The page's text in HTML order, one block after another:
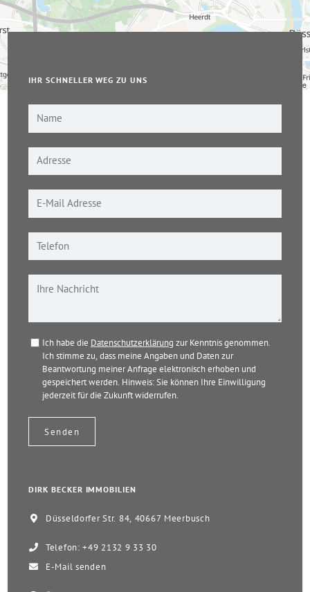
© OpenStreetMap-Mitwirkende
IHR SCHNELLER WEG ZU UNS
Ich habe die Datenschutzerklärung zur Kenntnis genommen.
Ich stimme zu, dass meine Angaben und Daten zur
Beantwortung meiner Anfrage elektronisch erhoben und
gespeichert werden. Hinweis: Sie können Ihre Einwilligung
jederzeit für die Zukunft widerrufen.
DIRK BECKER IMMOBILIEN
Düsseldorfer Str. 84, 40667 Meerbusch
Telefon: +49 2132 9 33 30
E-Mail senden